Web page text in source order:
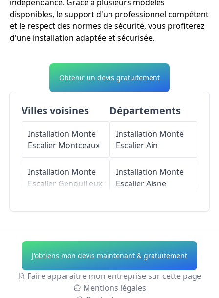
indépendance. Grâce à plusieurs modèles
disponibles, le support d'un professionnel compétent
et le respect des normes de sécurité, vous profiterez
d'une installation adaptée et sécurisée.
Obtenir un devis gratuitement
Villes voisines
Installation Monte
Escalier Montceaux
Installation Monte
Escalier Genouilleux
Installation Monte
EscalierMontmerle-
sur-Saône
Départements
Installation Monte
EscalierAin
Installation Monte
EscalierAisne
Installation Monte
EscalierAlpes-de-
Haute-Provence
J'obtiens mon devis maintenant & gratuitement
Faire apparaitre mon entreprise sur cette page
Mentions légales